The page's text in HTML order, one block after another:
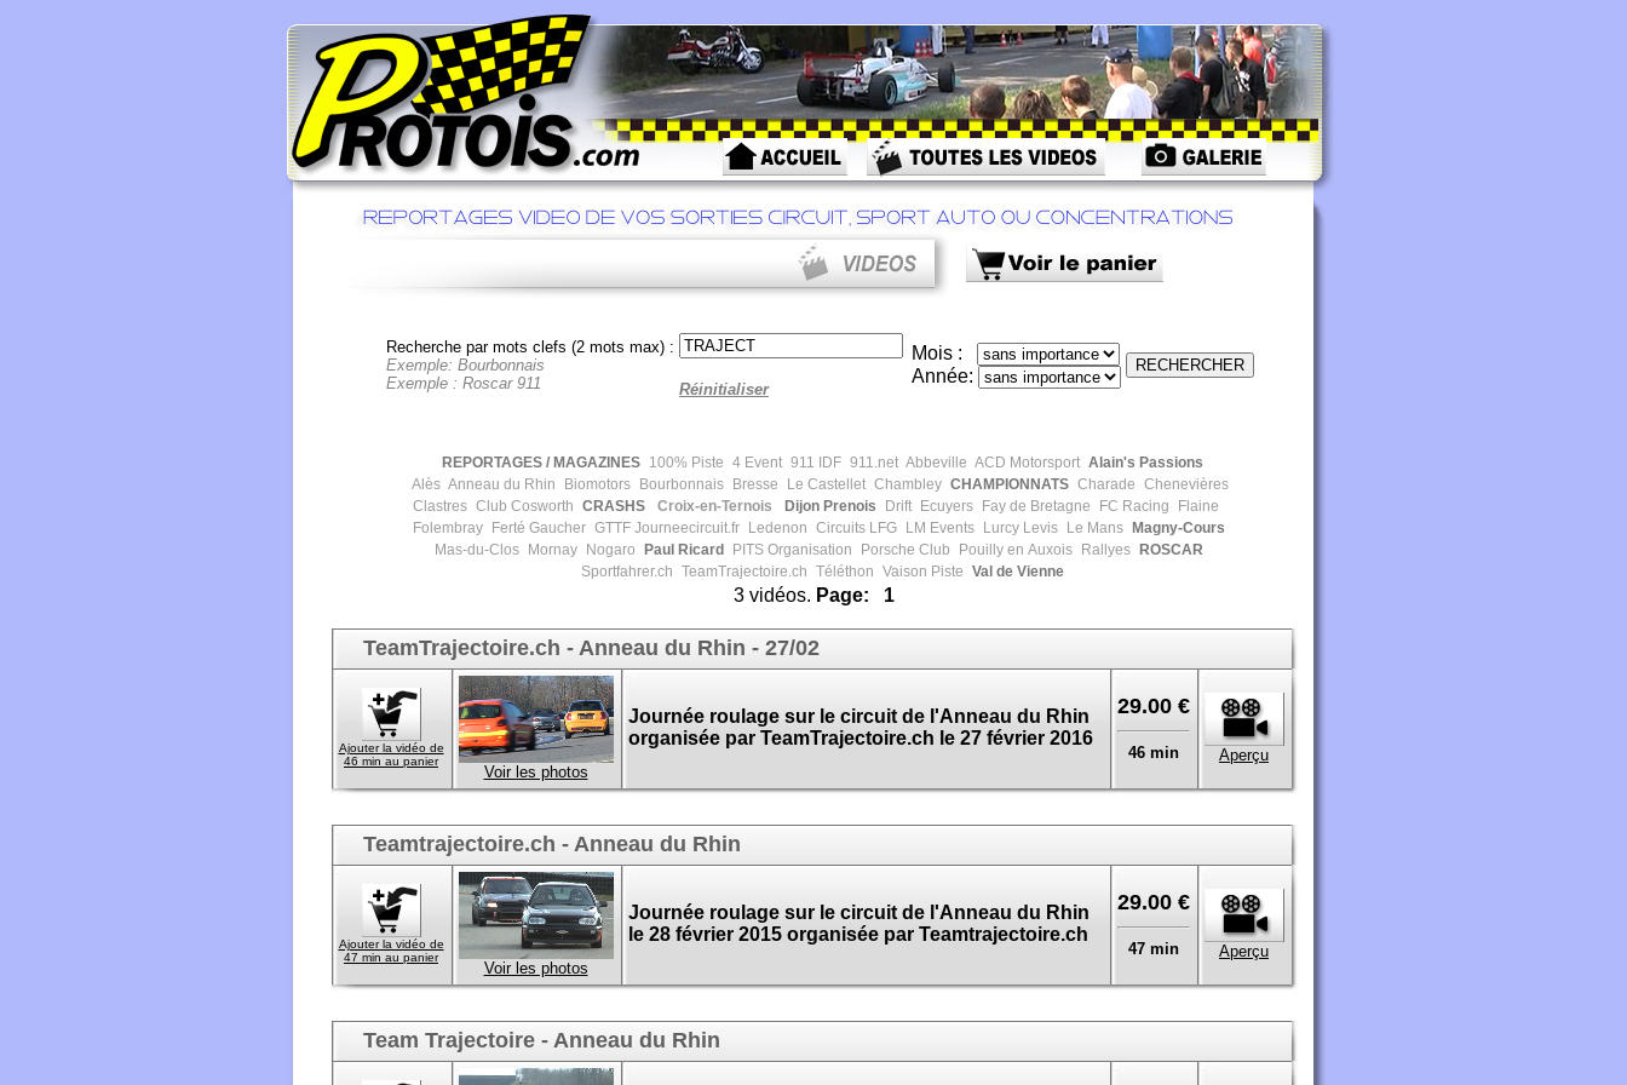
Recherche par mots clefs (2 mots max) :
Exemple: Bourbonnais
Exemple : Roscar 911
Réinitialiser
Mois :
Année:
REPORTAGES / MAGAZINES 100% Piste 4 Event 911 IDF 911.net Abbeville ACD Motorsport Alain's Passions
Alès Anneau du Rhin Biomotors Bourbonnais Bresse Le Castellet Chambley CHAMPIONNATS Charade Chenevières
Clastres Club Cosworth CRASHS Croix-en-Ternois Dijon Prenois Drift Ecuyers Fay de Bretagne FC Racing
Flaine
Folembray
Ferté Gaucher GTTFJourneecircuit.fr Ledenon Circuits LFG LM Events Lurcy Levis Le Mans
Magny-Cours
Mas-du-Clos
Mornay Nogaro Paul Ricard PITS Organisation Porsche Club Pouilly en Auxois Rallyes
ROSCAR
Sportfahrer.ch TeamTrajectoire.ch Téléthon Vaison Piste Val de Vienne
3 vidéos. Page: 1
TeamTrajectoire.ch - Anneau du Rhin - 27/02
Ajouter la vidéo de
46 min au panier
Voir les photos
Journée roulage sur le circuit de l'Anneau du Rhin
organisée par TeamTrajectoire.ch le 27 février 2016
29.00 €
46 min Aperçu
Teamtrajectoire.ch - Anneau du Rhin
Ajouter la vidéo de
47 min au panier
Voir les photos
Journée roulage sur le circuit de l'Anneau du Rhin
le 28 février 2015 organisée par Teamtrajectoire.ch
29.00 €
47 min Aperçu
Team Trajectoire - Anneau du Rhin